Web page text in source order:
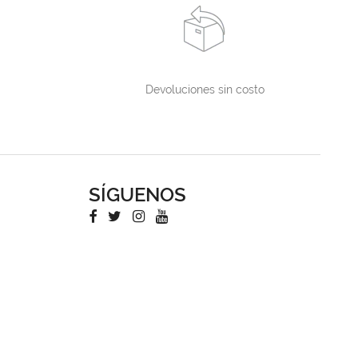
Devoluciones sin costo
SÍGUENOS